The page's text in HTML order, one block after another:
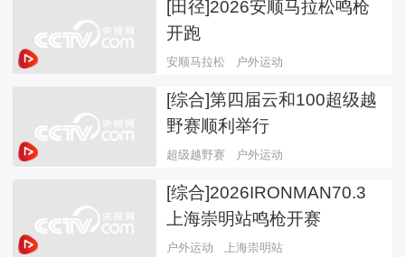
[田径]2026安顺马拉松鸣枪
开跑
安顺马拉松 户外运动
[综合]第四届云和100超级越
野赛顺利举行
超级越野赛 户外运动
[综合]2026IRONMAN70.3
上海崇明站鸣枪开赛
户外运动 上海崇明站